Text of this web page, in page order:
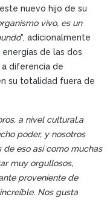
nuevo hijo de su
vivo, es un
", adicionalmente
de las dos
diferencia de
su totalidad fuera de
a nivel cultural,a
poder, y nosotros
eso así como muchas
muy orgullosos,
proveniente de
Nos gusta